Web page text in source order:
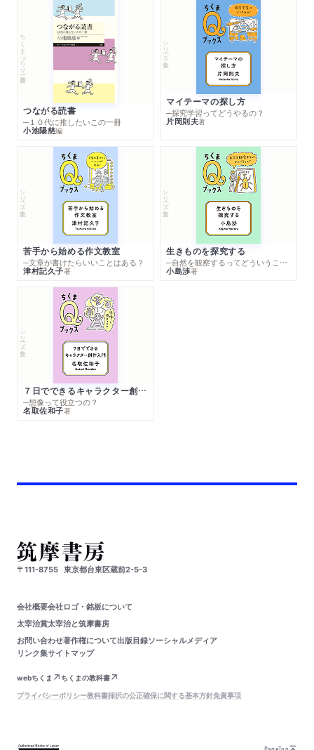
ちくまプリマー新書
つながる読書
─１０代に推したいこの一冊
小池陽慈編
シリーズ・全集
マイテーマの探し方
─探究学習ってどうやるの？
片岡則夫著
シリーズ・全集
苦手から始める作文教室
─文章が書けたらいいことはある？
津村記久子著
シリーズ・全集
生きものを探究する
─自然を観察するってどういうこと？
小島渉著
シリーズ・全集
７日でできるキャラクター創作入門
─想像って役立つの？
名取佐和子著
〒111-8755 東京都台東区蔵前2-5-3
会社概要会社ロゴ・銘板について
太宰治賞太宰治と筑摩書房
お問い合わせ著作権について出版目録ソーシャルメディア
リンク集サイトマップ
webちくま
ちくまの教科書
プライバシーポリシー教科書採択の公正確保に関する基本方針免責事項